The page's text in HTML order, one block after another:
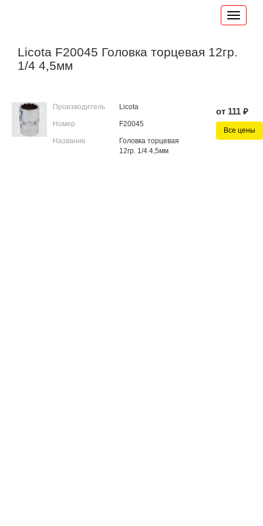
Licota F20045 Головка торцевая 12гр.
1/4 4,5мм
Производитель Licota
Номер F20045
Название
Головка торцевая
12гр. 1/4 4,5мм
от 111 ₽
Все цены